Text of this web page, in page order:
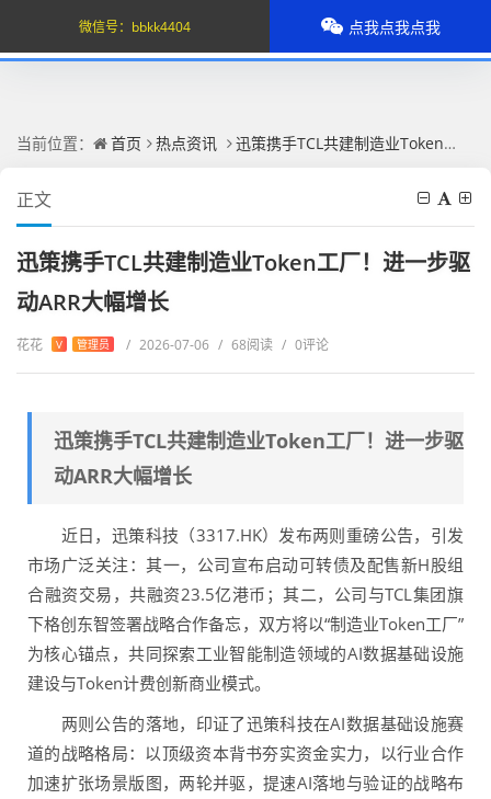
当前位置： 首页 热点资讯 迅策携手TCL共建制造业Token工厂！进一步驱动ARR大幅增长
正文
迅策携手TCL共建制造业Token工厂！进一步驱
动ARR大幅增长
花花 V 管理员 / 2026-07-06 / 68阅读 / 0评论
迅策携手TCL共建制造业Token工厂！进一步驱
动ARR大幅增长
近日，迅策科技（3317.HK）发布两则重磅公告，引发
市场广泛关注：其一，公司宣布启动可转债及配售新H股组
合融资交易，共融资23.5亿港币；其二，公司与TCL集团旗
下格创东智签署战略合作备忘，双方将以“制造业Token工厂”
为核心锚点，共同探索工业智能制造领域的AI数据基础设施
建设与Token计费创新商业模式。
两则公告的落地，印证了迅策科技在AI数据基础设施赛
道的战略格局：以顶级资本背书夯实资金实力，以行业合作
加速扩张场景版图，两轮并驱，提速AI落地与验证的战略布
微信号： bbkk4404 点我点我点我